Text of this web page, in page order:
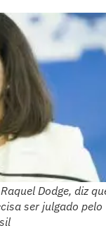
Dodge, diz
ser julgado pelo